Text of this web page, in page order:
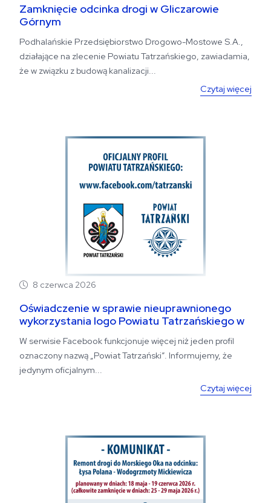
Zamknięcie odcinka drogi w Gliczarowie
Górnym
Podhalańskie Przedsiębiorstwo Drogowo-Mostowe S.A.,
działające na zlecenie Powiatu Tatrzańskiego, zawiadamia,
że w związku z budową kanalizacji...
Czytaj więcej
8 czerwca 2026
Oświadczenie w sprawie nieuprawnionego
wykorzystania logo Powiatu Tatrzańskiego w
W serwisie Facebook funkcjonuje więcej niż jeden profil
oznaczony nazwą „Powiat Tatrzański”. Informujemy, że
jedynym oficjalnym...
Czytaj więcej